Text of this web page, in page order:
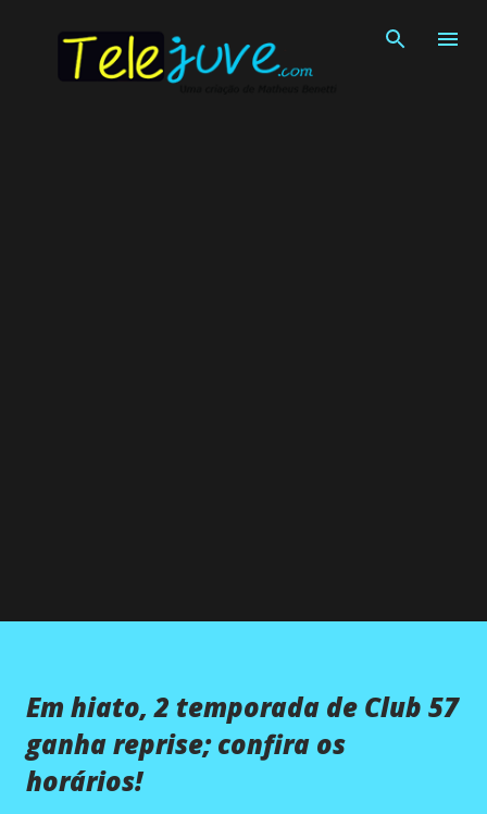
Em hiato, 2 temporada de Club 57
ganha reprise; confira os
horários!